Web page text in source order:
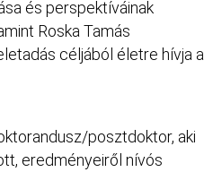
és perspektíváinak
Roska Tamás
céljából életre hívja a
posztdoktor, aki
eredményeiről nívós